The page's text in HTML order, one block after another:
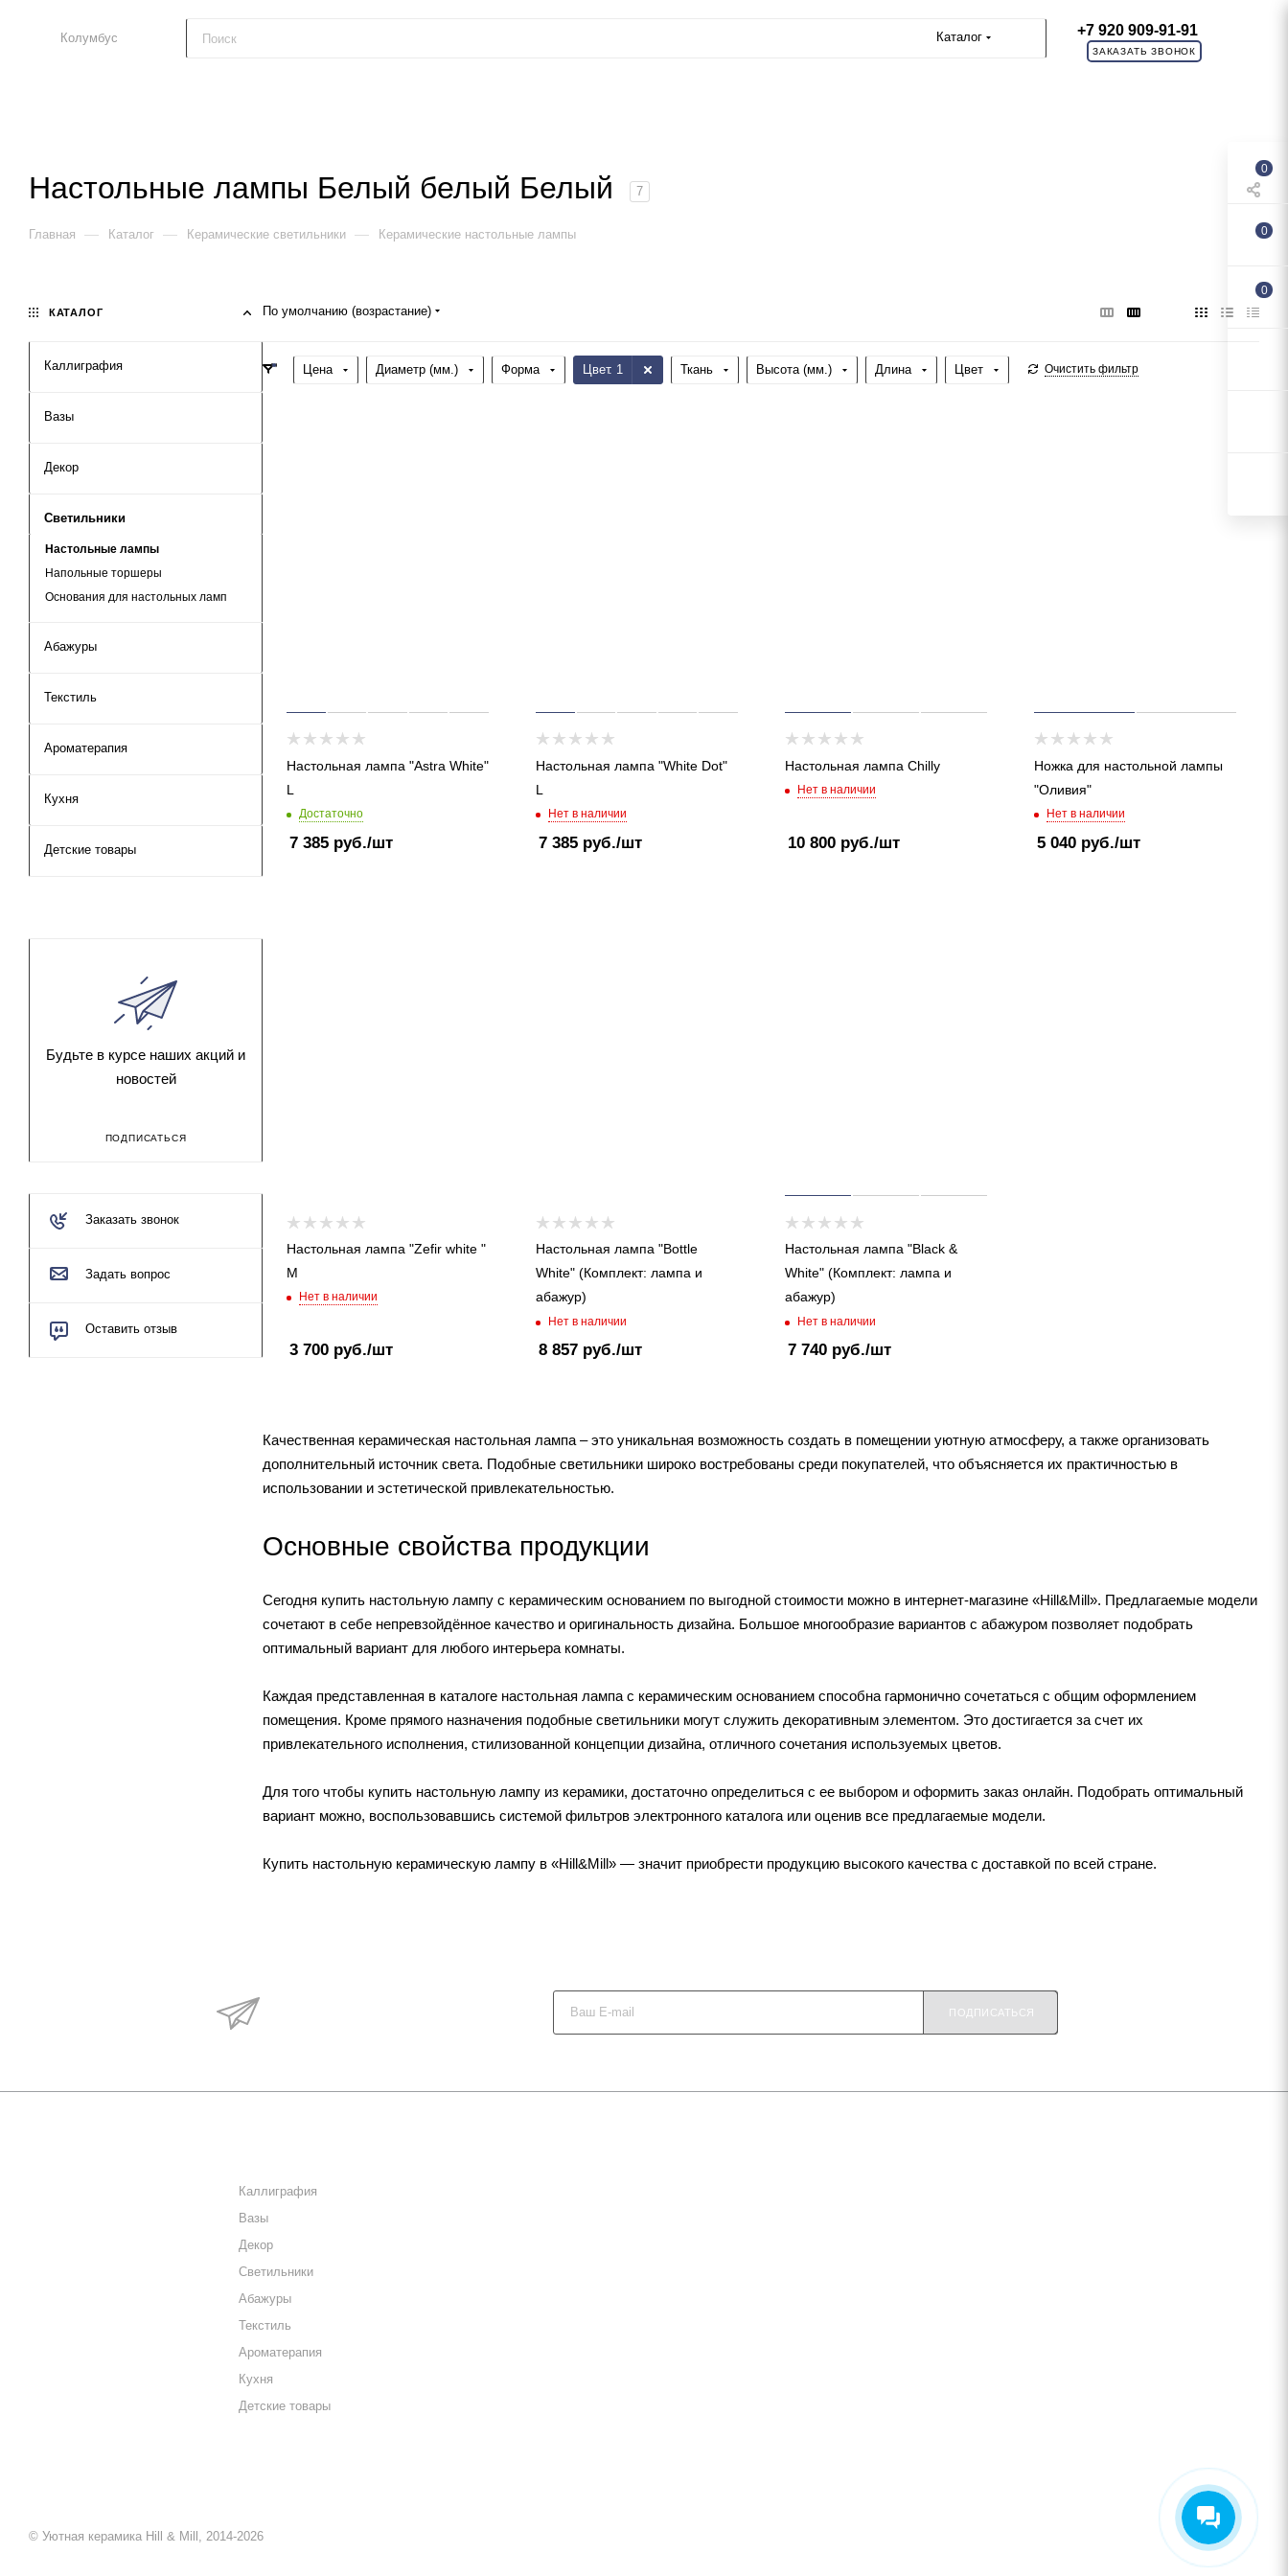
Колумбус Каталог +7 920 909-91-91
ЗАКАЗАТЬ ЗВОНОК
Настольные лампы Белый белый Белый 7
Главная — Каталог — Керамические светильники — Керамические настольные лампы
По умолчанию (возрастание)
Цена Диаметр (мм.) Форма Цвет: 1 Ткань Высота (мм.) Длина Цвет Очистить фильтр
Настольная лампа "Astra White"
L
Достаточно
7 385 руб./шт
Настольная лампа "White Dot"
L
Нет в наличии
7 385 руб./шт
Настольная лампа Chilly
Нет в наличии
10 800 руб./шт
Ножка для настольной лампы
"Оливия"
Нет в наличии
5 040 руб./шт
Настольная лампа "Zefir white "
M
Нет в наличии
3 700 руб./шт
Настольная лампа "Bottle
White" (Комплект: лампа и
абажур)
Нет в наличии
8 857 руб./шт
Настольная лампа "Black &
White" (Комплект: лампа и
абажур)
Нет в наличии
7 740 руб./шт
Качественная керамическая настольная лампа – это уникальная возможность создать в помещении уютную атмосферу, а также организовать
дополнительный источник света. Подобные светильники широко востребованы среди покупателей, что объясняется их практичностью в
использовании и эстетической привлекательностью.
Основные свойства продукции
Сегодня купить настольную лампу с керамическим основанием по выгодной стоимости можно в интернет-магазине «Hill&Mill». Предлагаемые модели
сочетают в себе непревзойдённое качество и оригинальность дизайна. Большое многообразие вариантов с абажуром позволяет подобрать
оптимальный вариант для любого интерьера комнаты.
Каждая представленная в каталоге настольная лампа с керамическим основанием способна гармонично сочетаться с общим оформлением
помещения. Кроме прямого назначения подобные светильники могут служить декоративным элементом. Это достигается за счет их
привлекательного исполнения, стилизованной концепции дизайна, отличного сочетания используемых цветов.
Для того чтобы купить настольную лампу из керамики, достаточно определиться с ее выбором и оформить заказ онлайн. Подобрать оптимальный
вариант можно, воспользовавшись системой фильтров электронного каталога или оценив все предлагаемые модели.
Купить настольную керамическую лампу в «Hill&Mill» — значит приобрести продукцию высокого качества с доставкой по всей стране.
КАТАЛОГ
Каллиграфия
Вазы
Декор
Светильники
Настольные лампы
Напольные торшеры
Основания для настольных ламп
Абажуры
Текстиль
Ароматерапия
Кухня
Детские товары
Будьте в курсе наших акций и
новостей
ПОДПИСАТЬСЯ
Заказать звонок
Задать вопрос
Оставить отзыв
ПОДПИСАТЬСЯ
Каллиграфия
Вазы
Декор
Светильники
Абажуры
Текстиль
Ароматерапия
Кухня
Детские товары
© Уютная керамика Hill & Mill, 2014-2026
0
0
0